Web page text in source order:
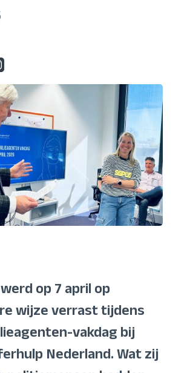
op 7 april op
wijze verrast tijdens
vakdag bij
Nederland. Wat zij